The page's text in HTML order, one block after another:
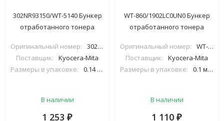
302NR93150/WT-5140 Бункер
отработанного тонера
P6130/P7040/M6030/P6035 (О)
Оригинальный номер:
302NR93150
Поставщик:
Kyocera-Mita
Размеры в упаковке:
0.14 м×0.05 м×0.14 м
В наличии
1 253 ₽
WT-860/1902LC0UN0 Бункер
отработанного тонера
3050ci/3550ci/4550ci (О)
Оригинальный номер:
WT-860/1902LC0UN0
Поставщик:
Kyocera-Mita
Размеры в упаковке:
0.1 м×0.07 м×0.35 м
В наличии
1 110 ₽